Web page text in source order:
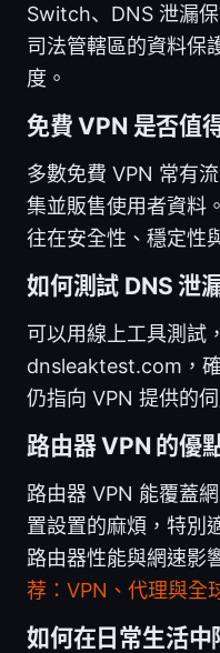
Switch、DNS 泄漏
司法管轄區的資料保
度。
免費 VPN 是否值
多數免費 VPN 常有
集並販售使用者資料
往在安全性、穩定性
如何測試 DNS 泄
可以用線上工具測試
dnsleaktest.com，
仍指向 VPN 提供的
路由器 VPN 的優
路由器 VPN 能覆蓋
置設置的麻煩，特別
路由器性能與網速影
荐：VPN、代理與全
如何在日常生活中